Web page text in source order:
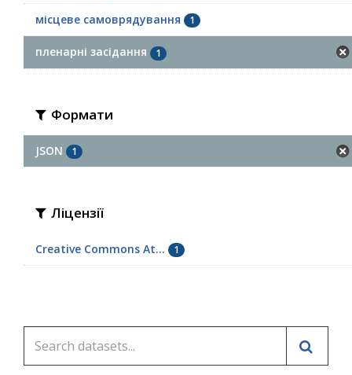
місцеве самоврядування 1
пленарні засідання 1
Формати
JSON 1
Ліцензії
Creative Commons At... 1